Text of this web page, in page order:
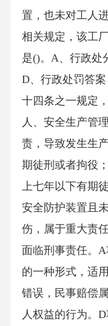
置，也未对工人
相关规定，该工
是()。A、行政处
D、行政处罚答
十四条之一规定
人、安全生产管
责，导致发生生
期徒刑或者拘役
上七年以下有期
安全防护装置且
伤，属于重大责
面临刑事责任。
的一种形式，适
错误，民事赔偿
人权益的行为。